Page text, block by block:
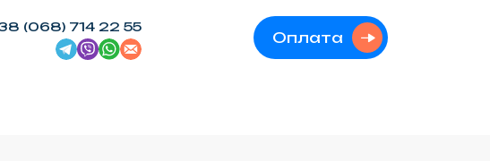
(068) 714 22 55
Оплата